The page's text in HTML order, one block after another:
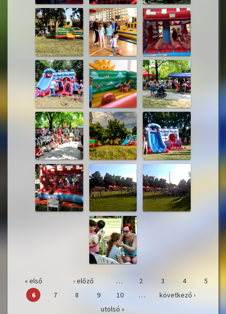
Oldalak
« első ‹ előző … 2 3 4
5
6
7 8 9 10 …
következő ›
utolsó »